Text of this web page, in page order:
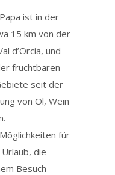
ist in der
15 km von der
d’Orcia, und
fruchtbaren
seit der
von Öl, Wein
für
die
Besuch